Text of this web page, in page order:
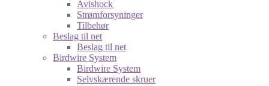
Avishock
Strømforsyninger
Tilbehør
Beslag til net
Beslag til net
Birdwire System
Birdwire System
Selvskærende skruer